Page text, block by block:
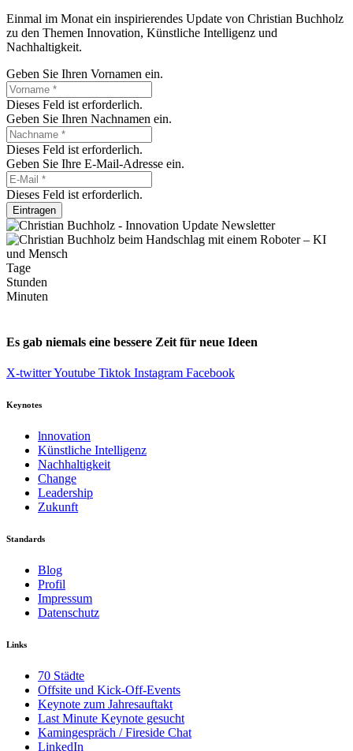
Einmal im Monat ein inspirierendes Update von Christian Buchholz
zu den Themen Innovation, Künstliche Intelligenz und
Nachhaltigkeit.
Geben Sie Ihren Vornamen ein.
Dieses Feld ist erforderlich.
Geben Sie Ihren Nachnamen ein.
Dieses Feld ist erforderlich.
Geben Sie Ihre E-Mail-Adresse ein.
Dieses Feld ist erforderlich.
Eintragen
Tage
Stunden
Minuten
Es gab niemals eine bessere Zeit für neue Ideen
X-twitterYoutube Tiktok Instagram Facebook
Keynotes
lnnovation
Künstliche Intelligenz
Nachhaltigkeit
Change
Leadership
Zukunft
Standards
Blog
Profil
Impressum
Datenschutz
Links
70 Städte
Offsite und Kick-Off-Events
Keynote zum Jahresauftakt
Last Minute Keynote gesucht
Kamingespräch / Fireside Chat
LinkedIn